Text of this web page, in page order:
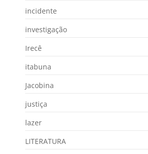
incidente
investigação
Irecê
itabuna
Jacobina
justiça
lazer
LITERATURA